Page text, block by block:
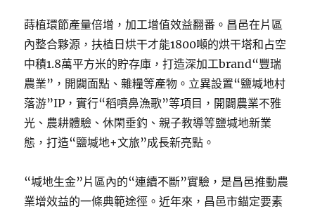
蒔植環節產量倍增，加工增值效益翻番。昌邑在片區
內整合夥源，扶植日烘干才能1800噸的烘干塔和占空
中積1.8萬平方米的貯存庫，打造深加工brand“豐瑞
農業”，開闢面點、雜糧等產物。立異設置“鹽堿地村
落游”IP，實行“稻噴鼻漁歌”等項目，開闢農業不雅
光、農耕體驗、休閑垂釣、親子教導等鹽堿地新業
態，打造“鹽堿地+文旅”成長新亮點。
“堿地生金”片區內的“連續不斷”實驗，是昌邑推動農
業增效益的一條典範途徑。近年來，昌邑市錨定要素